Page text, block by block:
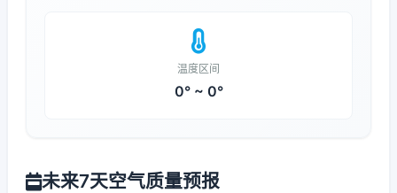
温度区间
0° ~ 0°
未来7天空气质量预报